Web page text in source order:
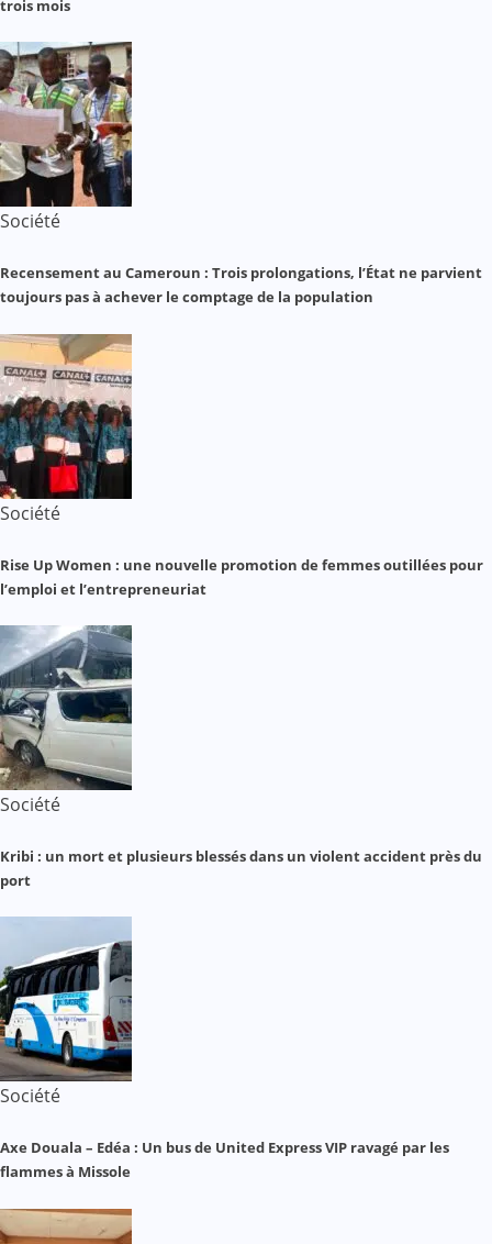
trois mois
Société
Recensement au Cameroun : Trois prolongations, l’État ne parvient
toujours pas à achever le comptage de la population
Société
Rise Up Women : une nouvelle promotion de femmes outillées pour
l’emploi et l’entrepreneuriat
Société
Kribi : un mort et plusieurs blessés dans un violent accident près du
port
Société
Axe Douala – Edéa : Un bus de United Express VIP ravagé par les
flammes à Missole